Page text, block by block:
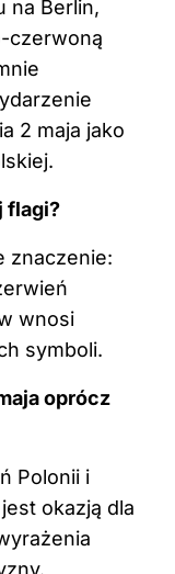
na Berlin,
czerwoną
2 maja jako
flagi?
znaczenie:
wnosi
symboli.
oprócz
Polonii i
okazją dla